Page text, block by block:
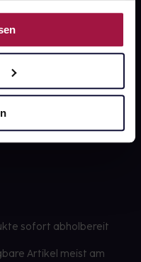
sofort abholbereit
Artikel meist am